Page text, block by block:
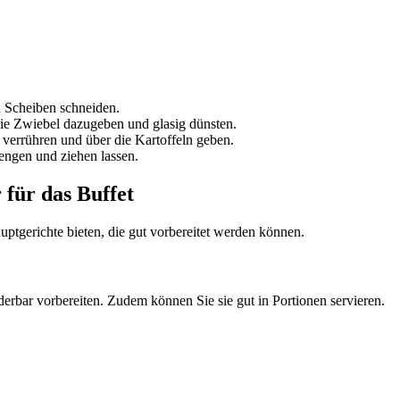
schneiden.
Zwiebel dazugeben und glasig dünsten.
und über die Kartoffeln geben.
und ziehen lassen.
für das Buffet
bieten, die gut vorbereitet werden können.
vorbereiten. Zudem können Sie sie gut in Portionen servieren.